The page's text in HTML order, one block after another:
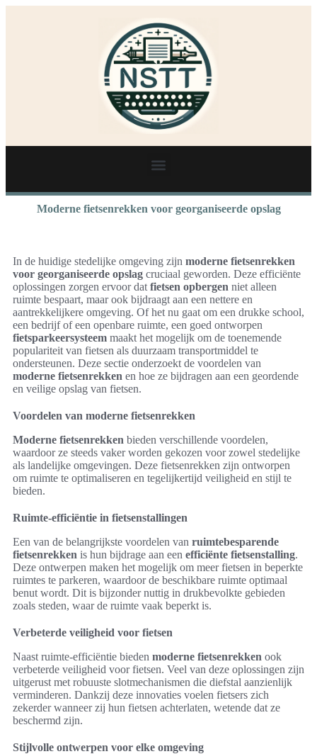
Moderne fietsenrekken voor georganiseerde opslag
In de huidige stedelijke omgeving zijn moderne fietsenrekken
voor georganiseerde opslag cruciaal geworden. Deze efficiënte
oplossingen zorgen ervoor dat fietsen opbergen niet alleen
ruimte bespaart, maar ook bijdraagt aan een nettere en
aantrekkelijkere omgeving. Of het nu gaat om een drukke school,
een bedrijf of een openbare ruimte, een goed ontworpen
fietsparkeersysteem maakt het mogelijk om de toenemende
populariteit van fietsen als duurzaam transportmiddel te
ondersteunen. Deze sectie onderzoekt de voordelen van
moderne fietsenrekken en hoe ze bijdragen aan een geordende
en veilige opslag van fietsen.
Voordelen van moderne fietsenrekken
Moderne fietsenrekken bieden verschillende voordelen,
waardoor ze steeds vaker worden gekozen voor zowel stedelijke
als landelijke omgevingen. Deze fietsenrekken zijn ontworpen
om ruimte te optimaliseren en tegelijkertijd veiligheid en stijl te
bieden.
Ruimte-efficiëntie in fietsenstallingen
Een van de belangrijkste voordelen van ruimtebesparende
fietsenrekken is hun bijdrage aan een efficiënte fietsenstalling.
Deze ontwerpen maken het mogelijk om meer fietsen in beperkte
ruimtes te parkeren, waardoor de beschikbare ruimte optimaal
benut wordt. Dit is bijzonder nuttig in drukbevolkte gebieden
zoals steden, waar de ruimte vaak beperkt is.
Verbeterde veiligheid voor fietsen
Naast ruimte-efficiëntie bieden moderne fietsenrekken ook
verbeterde veiligheid voor fietsen. Veel van deze oplossingen zijn
uitgerust met robuuste slotmechanismen die diefstal aanzienlijk
verminderen. Dankzij deze innovaties voelen fietsers zich
zekerder wanneer zij hun fietsen achterlaten, wetende dat ze
beschermd zijn.
Stijlvolle ontwerpen voor elke omgeving